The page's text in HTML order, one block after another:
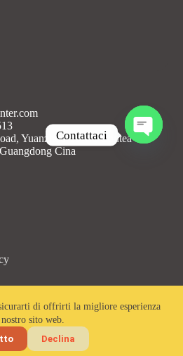
di offrirti la migliore esperienza
sito web.
Declina
Yuanzhou Town, Contea di
Cina
tutti i diritti riservati.
Contattaci